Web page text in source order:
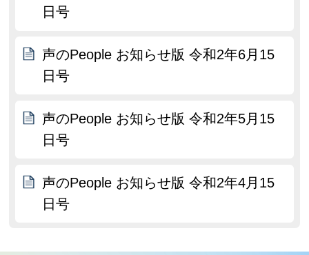
日号
声のPeople お知らせ版 令和2年6月15
日号
声のPeople お知らせ版 令和2年5月15
日号
声のPeople お知らせ版 令和2年4月15
日号